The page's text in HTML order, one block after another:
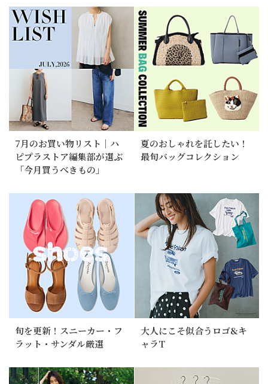
7月のお買い物リスト｜ハ
ピプラストア編集部が選ぶ
「今月買うべきもの」
夏のおしゃれを託したい！
最旬バッグコレクション
旬を更新！スニーカー・フ
ラット・サンダル厳選
大人にこそ似合うロゴ&キ
ャラT